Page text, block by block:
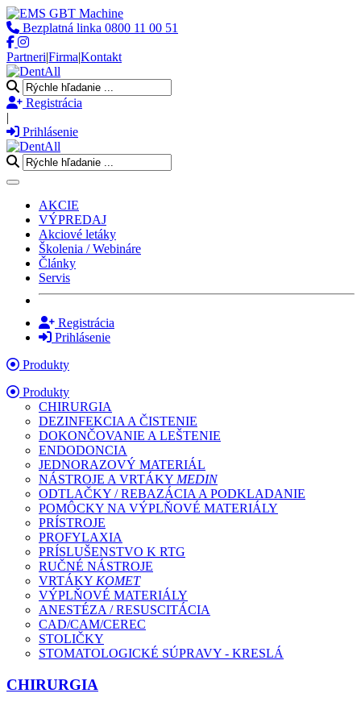
Bezplatná linka 0800 11 00 51
Partneri|Firma|Kontakt
Registrácia
|
Prihlásenie
Toggle navigation
AKCIE
VÝPREDAJ
Akciové letáky
Školenia / Webináre
Články
Servis
Registrácia
Prihlásenie
Produkty
Produkty
CHIRURGIA
DEZINFEKCIA A ČISTENIE
DOKONČOVANIE A LEŠTENIE
ENDODONCIA
JEDNORAZOVÝ MATERIÁL
NÁSTROJE A VRTÁKY MEDIN
ODTLAČKY / REBAZÁCIA A PODKLADANIE
POMÔCKY NA VÝPLŇOVÉ MATERIÁLY
PRÍSTROJE
PROFYLAXIA
PRÍSLUŠENSTVO K RTG
RUČNÉ NÁSTROJE
VRTÁKY KOMET
VÝPLŇOVÉ MATERIÁLY
ANESTÉZA / RESUSCITÁCIA
CAD/CAM/CEREC
STOLIČKY
STOMATOLOGICKÉ SÚPRAVY - KRESLÁ
CHIRURGIA